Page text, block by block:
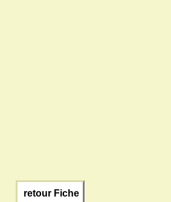
retour Fiche